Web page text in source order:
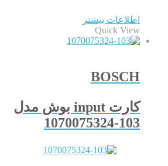
اطلاعات بیشتر
Quick View
BOSCH
کارت input بوش مدل
1070075324-103